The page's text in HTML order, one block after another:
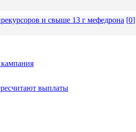
и свыше 13 г мефедрона [0]
кампания
выплаты